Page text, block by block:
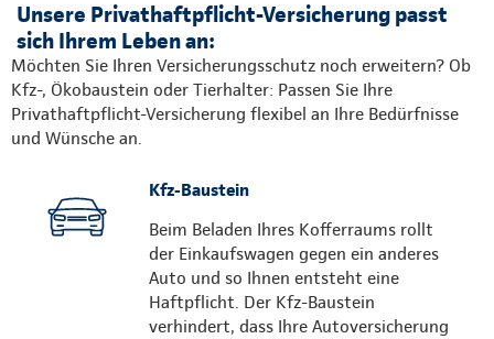
Unsere Privathaftpflicht-Versicherung passt
sich Ihrem Leben an:
Möchten Sie Ihren Versicherungsschutz noch erweitern? Ob
Kfz-, Ökobaustein oder Tierhalter: Passen Sie Ihre
Privathaftpflicht-Versicherung flexibel an Ihre Bedürfnisse
und Wünsche an.
Kfz-Baustein
Beim Beladen Ihres Kofferraums rollt
der Einkaufswagen gegen ein anderes
Auto und so Ihnen entsteht eine
Haftpflicht. Der Kfz-Baustein
verhindert, dass Ihre Autoversicherung